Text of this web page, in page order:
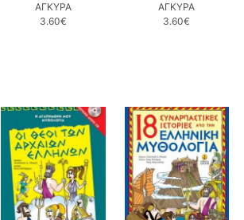
ΑΓΚΥΡΑ
3.60€
ΑΓΚΥΡΑ
3.60€